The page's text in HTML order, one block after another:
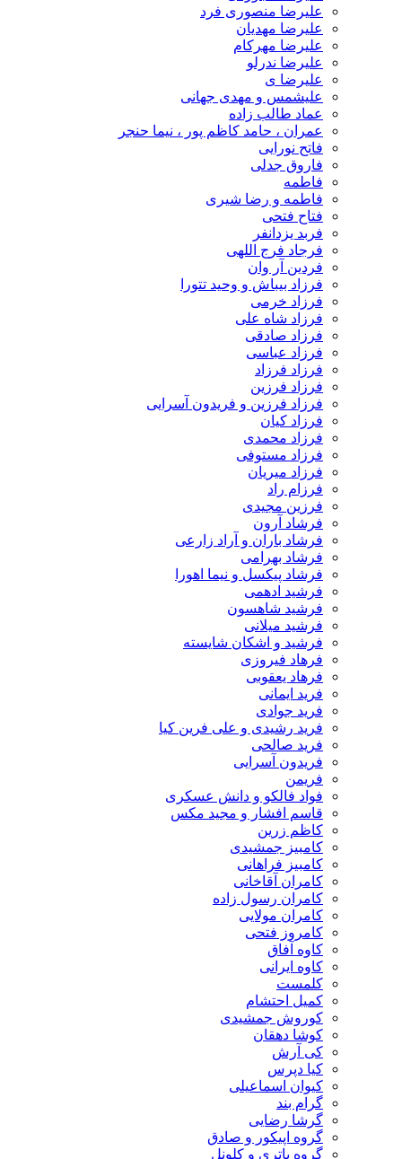
علیرضا منصوری فرد
علیرضا مهدیان
علیرضا مهرکام
علیرضا ندرلو
علیرضا ی
علیشمس و مهدی جهانی
عماد طالب زاده
عمران ، حامد کاظم پور ، نیما حنجر
فاتح نورایی
فاروق جدلی
فاطمه
فاطمه و رضا شیری
فتاح فتحی
فربد یزدانفر
فرجاد فرج اللهی
فردین آر وان
فرزاد بیباش و وحید تتورا
فرزاد خرمی
فرزاد شاه علی
فرزاد صادقی
فرزاد عباسی
فرزاد فرزاد
فرزاد فرزین
فرزاد فرزین و فریدون آسرایی
فرزاد کیان
فرزاد محمدی
فرزاد مستوفی
فرزاد میریان
فرزام راد
فرزین مجیدی
فرشاد آرون
فرشاد باران و آراد زارعی
فرشاد بهرامی
فرشاد پیکسل و نیما اهورا
فرشید ادهمی
فرشید شاهسون
فرشید میلانی
فرشید و اشکان شایسته
فرهاد فیروزی
فرهاد یعقوبی
فرید ایمانی
فرید جوادی
فرید رشیدی و علی فرین کیا
فرید صالحی
فریدون آسرایی
فریمن
فواد فالکو و دانش عسکری
قاسم افشار و مجید مکس
کاظم زرین
کامبیز جمشیدی
کامبیز فراهانی
کامران آقاخانی
کامران رسول زاده
کامران مولایی
کامروز فتحی
کاوه آفاق
کاوه ایرانی
کلمست
کمیل احتشام
کوروش جمشیدی
کوشا دهقان
کی آرش
کیا دپرس
کیوان اسماعیلی
گرام بند
گرشا رضایی
گروه اپیکور و صادق
گروه باتری و کلونل